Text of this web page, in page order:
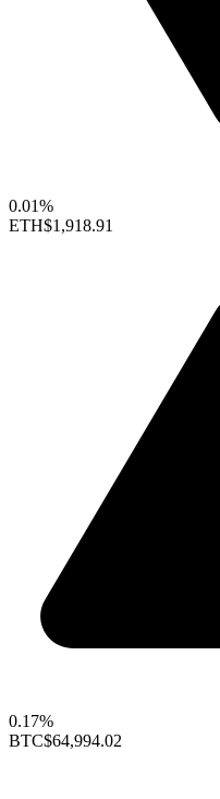
0.01%
ETH$1,918.91
0.17%
BTC$64,994.02